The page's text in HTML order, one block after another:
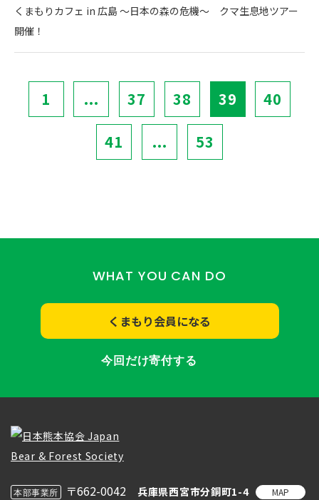
くまもりカフェ in 広島 ～日本の森の危機～ クマ生息地ツアー
開催！
1 ... 37 38 39 40
41 ... 53
WHAT YOU CAN DO
くまもり会員になる
今回だけ寄付する
本部事業所 〒662-0042 兵庫県西宮市分銅町1-4 MAP